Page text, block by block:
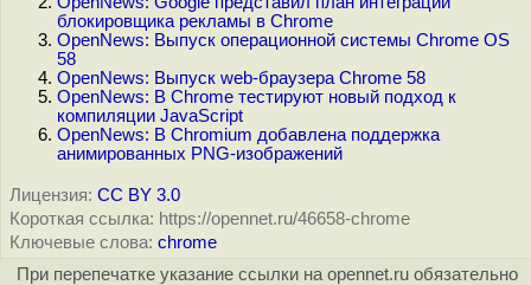
блокировщика рекламы в Chrome
OpenNews: Выпуск операционной системы Chrome OS
58
OpenNews: Выпуск web-браузера Chrome 58
OpenNews: В Chrome тестируют новый подход к
компиляции JavaScript
OpenNews: В Chromium добавлена поддержка
анимированных PNG-изображений
Лицензия: CC BY 3.0
Короткая ссылка: https://opennet.ru/46658-chrome
Ключевые слова: chrome
При перепечатке указание ссылки на opennet.ru обязательно